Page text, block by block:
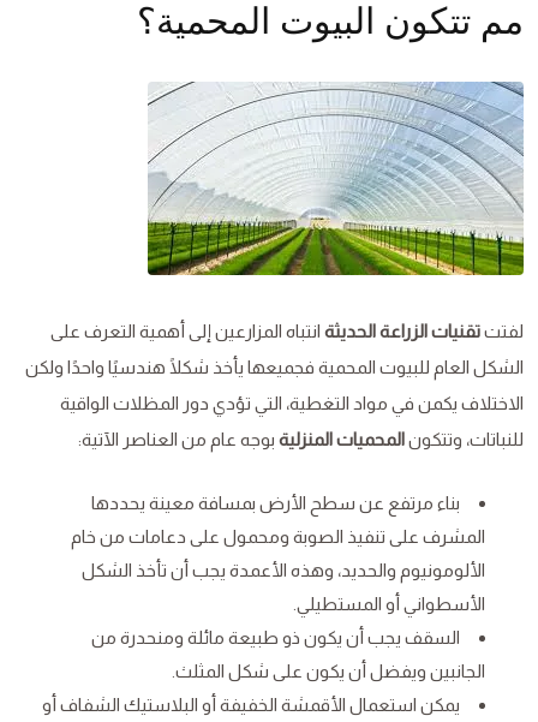
مم تتكون البيوت المحمية؟
لفتتتقنيات الزراعة الحديثة انتباه المزارعين إلى أهمية التعرف على
الشكل العام للبيوت المحمية فجميعها يأخذ شكلًا هندسيًا واحدًا ولكن
الاختلاف يكمن في مواد التغطية، التي تؤدي دور المظلات الواقية
للنباتات، وتتكونالمحميات المنزلية بوجه عام من العناصر الآتية:
بناء مرتفع عن سطح الأرض بمسافة معينة يحددها
المشرف على تنفيذ الصوبة ومحمول على دعامات من خام
الألومونيوم والحديد، وهذه الأعمدة يجب أن تأخذ الشكل
الأسطواني أو المستطيلي.
السقف يجب أن يكون ذو طبيعة مائلة ومنحدرة من
الجانبين ويفضل أن يكون على شكل المثلث.
يمكن استعمال الأقمشة الخفيفة أو البلاستيك الشفاف أو